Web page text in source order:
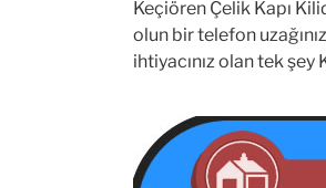
Keçiören Çelik Kapı
olun bir telefon
ihtiyacınız olan tek